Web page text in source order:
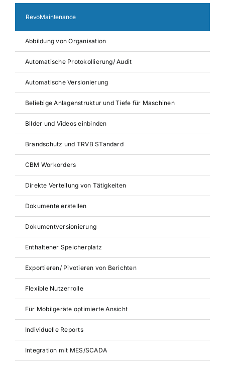
RevoMaintenance
Abbildung von Organisation
Automatische Protokollierung/ Audit
Automatische Versionierung
Beliebige Anlagenstruktur und Tiefe für Maschinen
Bilder und Videos einbinden
Brandschutz und TRVB STandard
CBM Workorders
Direkte Verteilung von Tätigkeiten
Dokumente erstellen
Dokumentversionierung
Enthaltener Speicherplatz
Exportieren/ Pivotieren von Berichten
Flexible Nutzerrolle
Für Mobilgeräte optimierte Ansicht
Individuelle Reports
Integration mit MES/SCADA